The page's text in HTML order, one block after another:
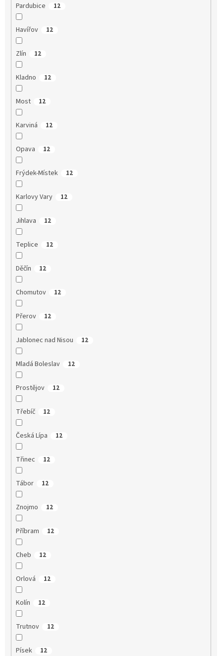
Pardubice 12
Havířov 12
Zlín 12
Kladno 12
Most 12
Karviná 12
Opava 12
Frýdek-Místek 12
Karlovy Vary 12
Jihlava 12
Teplice 12
Děčín 12
Chomutov 12
Přerov 12
Jablonec nad Nisou 12
Mladá Boleslav 12
Prostějov 12
Třebíč 12
Česká Lípa 12
Třinec 12
Tábor 12
Znojmo 12
Příbram 12
Cheb 12
Orlová 12
Kolín 12
Trutnov 12
Písek 12